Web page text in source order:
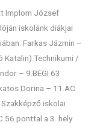
Implom József
iskolánk diákjai
Farkas Jázmin –
Katalin) Technikumi /
– 9.BEGI 63
Dorina – 11.AC
iskolai
56 ponttal a 3. hely